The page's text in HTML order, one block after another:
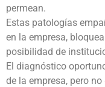
permean.
Estas patologías
en la empresa,
posibilidad de
El diagnóstico
de la empresa, pero